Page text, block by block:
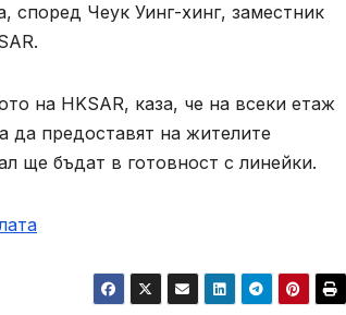
според Чеук Уинг-хинг, заместник
на HKSAR, каза, че на всеки етаж
да предоставят на жителите
ще бъдат в готовност с линейки.